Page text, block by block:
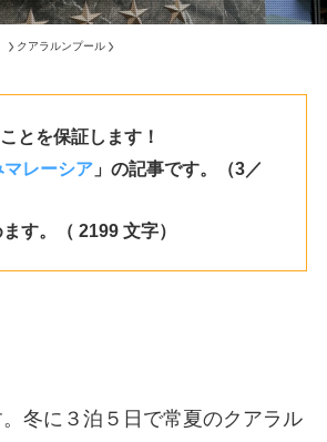
クアラルンプール
とを保証します！
マレーシア 」の記事です。（3／
す。（ 2199 文字）
冬に３泊５日で常夏のクアラル